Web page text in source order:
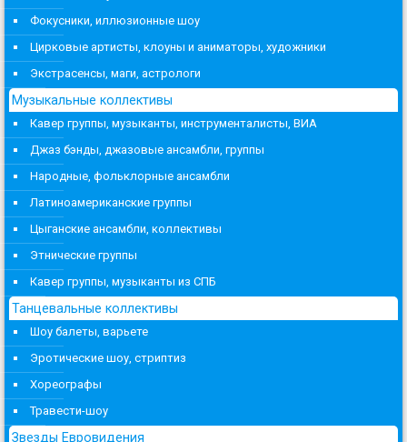
Фокусники, иллюзионные шоу
Цирковые артисты, клоуны и аниматоры, художники
Экстрасенсы, маги, астрологи
Музыкальные коллективы
Кавер группы, музыканты, инструменталисты, ВИА
Джаз бэнды, джазовые ансамбли, группы
Народные, фольклорные ансамбли
Латиноамериканские группы
Цыганские ансамбли, коллективы
Этнические группы
Кавер группы, музыканты из СПБ
Танцевальные коллективы
Шоу балеты, варьете
Эротические шоу, стриптиз
Хореографы
Травести-шоу
Звезды Евровидения